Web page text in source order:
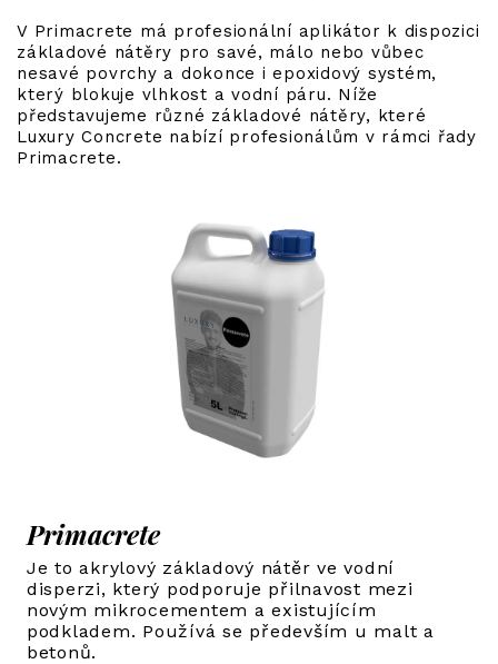
V Primacrete má profesionální aplikátor k dispozici
základové nátěry pro savé, málo nebo vůbec
nesavé povrchy a dokonce i epoxidový systém,
který blokuje vlhkost a vodní páru. Níže
představujeme různé základové nátěry, které
Luxury Concrete nabízí profesionálům v rámci řady
Primacrete.
Primacrete
Je to akrylový základový nátěr ve vodní
disperzi, který podporuje přilnavost mezi
novým mikrocementem a existujícím
podkladem. Používá se především u malt a
betonů.